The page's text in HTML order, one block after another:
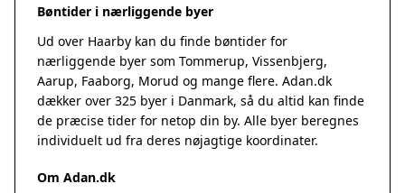
Bøntider i nærliggende byer
Ud over Haarby kan du finde bøntider for
nærliggende byer som Tommerup, Vissenbjerg,
Aarup, Faaborg, Morud og mange flere. Adan.dk
dækker over 325 byer i Danmark, så du altid kan finde
de præcise tider for netop din by. Alle byer beregnes
individuelt ud fra deres nøjagtige koordinater.
Om Adan.dk